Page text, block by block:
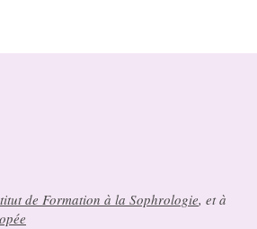
de Formation à la Sophrologie, et à